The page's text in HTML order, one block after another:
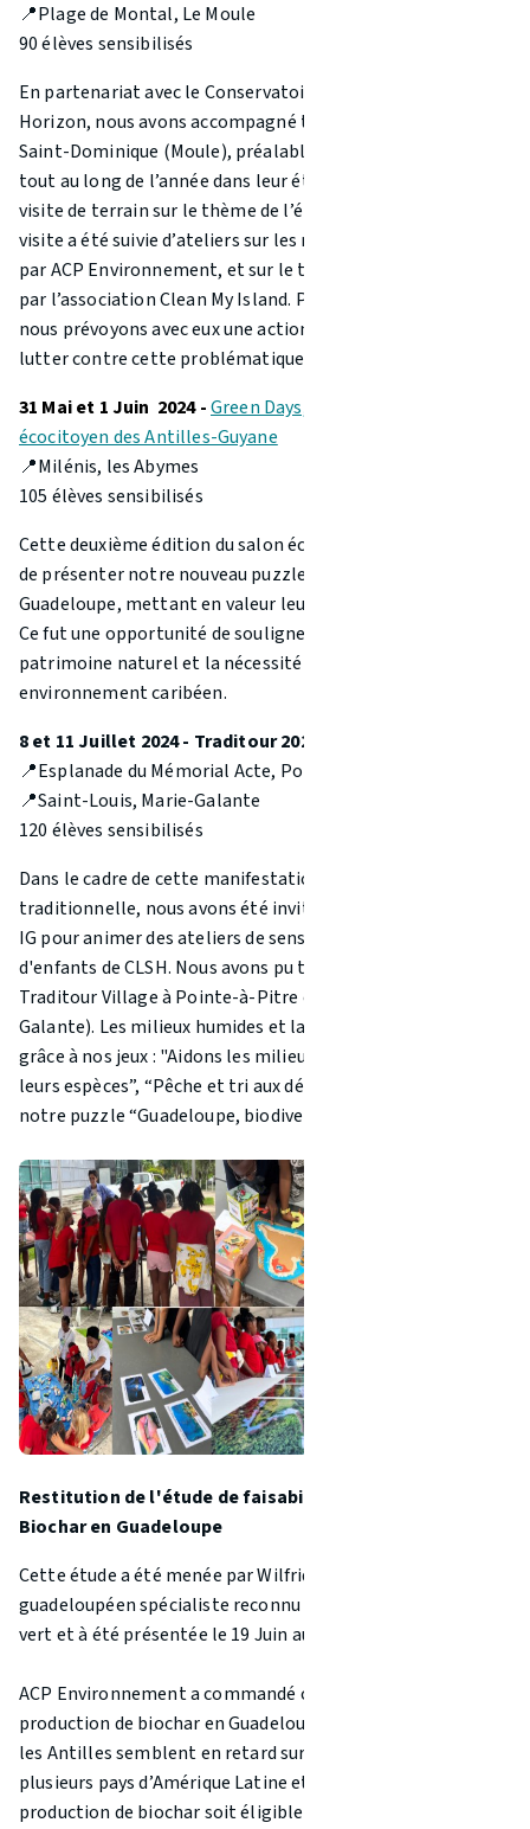
📍Plage de Montal, Le Moule
90 élèves sensibilisés
En partenariat avec le Conservatoire du Littoral et Karib
Horizon, nous avons accompagné trois classes du collège
Saint-Dominique (Moule), préalablement sensibilisées
tout au long de l’année dans leur établissement, lors d'une
visite de terrain sur le thème de l’érosion côtière. Cette
visite a été suivie d’ateliers sur les milieux humides, menés
par ACP Environnement, et sur le tri des déchets, organisés
par l’association Clean My Island. Pour la rentrée 2024,
nous prévoyons avec eux une action de reboisement afin de
lutter contre cette problématique importante.
31 Mai et 1 Juin 2024 -Green Days, premier salon
écocitoyen des Antilles-Guyane
📍Milénis, les Abymes
105 élèves sensibilisés
Cette deuxième édition du salon écocitoyen a été l'occasion
de présenter notre nouveau puzzle des communes de la
Guadeloupe, mettant en valeur leurs sites emblématiques.
Ce fut une opportunité de souligner la richesse de notre
patrimoine naturel et la nécessité de préserver notre
environnement caribéen.
8 et 11 Juillet 2024 - Traditour 2024
📍Esplanade du Mémorial Acte, Pointe-à-Pitre
📍Saint-Louis, Marie-Galante
120 élèves sensibilisés
Dans le cadre de cette manifestation sportive de voile
traditionnelle, nous avons été invités par l’ANASA et l'ARB-
IG pour animer des ateliers de sensibilisation à destination
d'enfants de CLSH. Nous avons pu tenir des stands au
Traditour Village à Pointe-à-Pitre et à Saint-Louis (Marie-
Galante). Les milieux humides et la mer on été mis en avant
grâce à nos jeux : "Aidons les milieux humides à retrouver
leurs espèces”, “Pêche et tri aux déchets de la mare” et
notre puzzle “Guadeloupe, biodiversité et communes”.
Restitution de l'étude de faisabilité de la production de
Biochar en Guadeloupe
Cette étude a été menée par Wilfrid Pineau, un consultant
guadeloupéen spécialiste reconnu du biochar et du charbon
vert et à été présentée le 19 Juin au CWTC en Guadeloupe.
ACP Environnement a commandé cette étude sur la
production de biochar en Guadeloupe. En effet, la France et
les Antilles semblent en retard sur ce sujet par rapport à
plusieurs pays d’Amérique Latine et d’Afrique, bien que la
production de biochar soit éligible aux crédits carbone.